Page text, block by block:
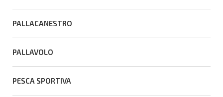
PALLACANESTRO
PALLAVOLO
PESCA SPORTIVA